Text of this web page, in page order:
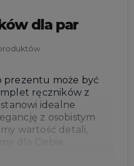
konto
aktualnej oferty lub
dodane produkty do listy
sesji.
dla par
prezentu może być
ręczników z
idealne
z osobistym
wartość detali,
dla Ciebie